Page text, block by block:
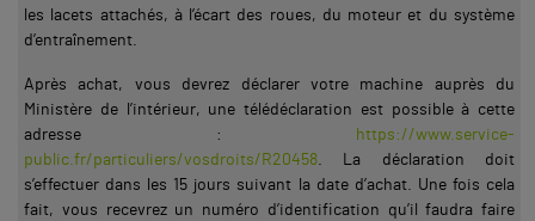
les lacets attachés, à l’écart des roues, du moteur et du système
d’entraînement.
Après achat, vous devrez déclarer votre machine auprès du
Ministère de l’intérieur, une télédéclaration est possible à cette
adresse :
https://www.service-
public.fr/particuliers/vosdroits/R20458 . La déclaration doit
s’effectuer dans les 15 jours suivant la date d’achat. Une fois cela
fait, vous recevrez un numéro d’identification qu’il faudra faire